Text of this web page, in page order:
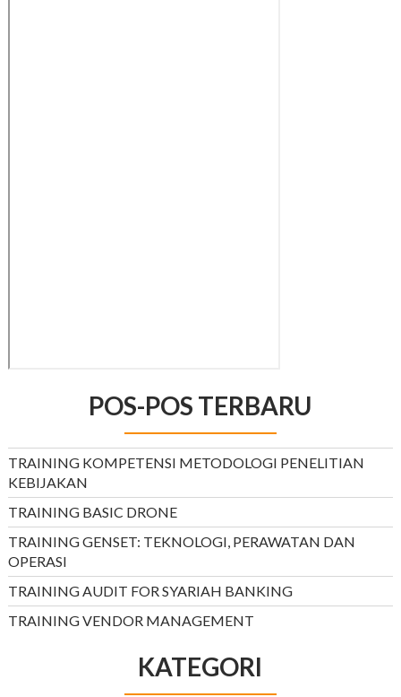
POS-POS TERBARU
TRAINING KOMPETENSI METODOLOGI PENELITIAN
KEBIJAKAN
TRAINING BASIC DRONE
TRAINING GENSET: TEKNOLOGI, PERAWATAN DAN
OPERASI
TRAINING AUDIT FOR SYARIAH BANKING
TRAINING VENDOR MANAGEMENT
KATEGORI